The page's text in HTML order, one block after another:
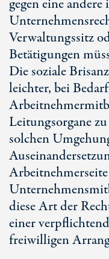
gegen eine
Verwaltungssitz
Betätigungen
Die soziale
leichter, bei
Leitungsorgane
solchen
diese Art der
einer
freiwilligen